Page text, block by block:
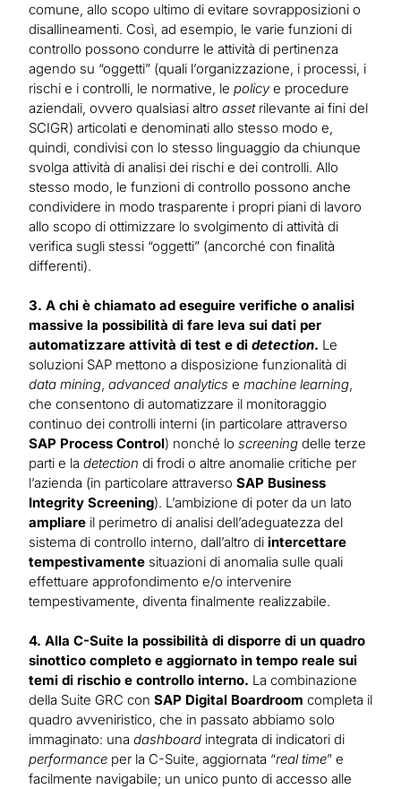
comune, allo scopo ultimo di evitare sovrapposizioni o
disallineamenti. Così, ad esempio, le varie funzioni di
controllo possono condurre le attività di pertinenza
agendo su “oggetti” (quali l’organizzazione, i processi, i
rischi e i controlli, le normative, le policye procedure
aziendali, ovvero qualsiasi altro assetrilevante ai fini del
SCIGR) articolati e denominati allo stesso modo e,
quindi, condivisi con lo stesso linguaggio da chiunque
svolga attività di analisi dei rischi e dei controlli. Allo
stesso modo, le funzioni di controllo possono anche
condividere in modo trasparente i propri piani di lavoro
allo scopo di ottimizzare lo svolgimento di attività di
verifica sugli stessi “oggetti” (ancorché con finalità
differenti).
3. A chi è chiamato ad eseguire verifiche o analisi
massive la possibilità di fare leva sui dati per
automatizzare attività di test e di detection. Le
soluzioni SAP mettono a disposizione funzionalità di
data mining, advanced analytics e machine learning,
che consentono di automatizzare il monitoraggio
continuo dei controlli interni (in particolare attraverso
SAP Process Control) nonché lo screening delle terze
parti e la detection di frodi o altre anomalie critiche per
l’azienda (in particolare attraverso SAP Business
Integrity Screening). L’ambizione di poter da un lato
ampliare il perimetro di analisi dell’adeguatezza del
sistema di controllo interno, dall’altro di intercettare
tempestivamente situazioni di anomalia sulle quali
effettuare approfondimento e/o intervenire
tempestivamente, diventa finalmente realizzabile.
4. Alla C-Suite la possibilità di disporre di un quadro
sinottico completo e aggiornato in tempo reale sui
temi di rischio e controllo interno. La combinazione
della Suite GRC con SAP Digital Boardroom completa il
quadro avveniristico, che in passato abbiamo solo
immaginato: una dashboard integrata di indicatori di
performance per la C-Suite, aggiornata “real time” e
facilmente navigabile; un unico punto di accesso alle